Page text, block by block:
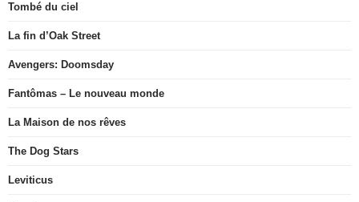
Tombé du ciel
La fin d’Oak Street
Avengers: Doomsday
Fantômas – Le nouveau monde
La Maison de nos rêves
The Dog Stars
Leviticus